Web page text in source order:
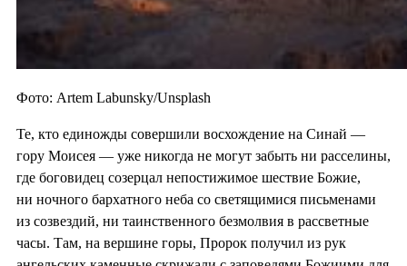
Фото: Artem Labunsky/Unsplash
Те, кто единожды совершили восхождение на Синай —
гору Моисея — уже никогда не могут забыть ни расселины,
где боговидец созерцал непостижимое шествие Божие,
ни ночного бархатного неба со светящимися письменами
из созвездий, ни таинственного безмолвия в рассветные
часы. Там, на вершине горы, Пророк получил из рук